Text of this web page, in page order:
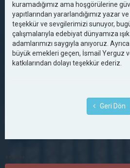
kuramadığımız ama hoşgörülerine
yapıtlarından yararlandığımız yazar
teşekkür ve sevgilerimizi sunuyor,
çalışmalarıyla edebiyat dünyamıza
adamlarımızı saygıyla anıyoruz.
büyük emekleri geçen, İsmail Yerguz
katkılarından dolayı teşekkür ederiz.
Geri Dön